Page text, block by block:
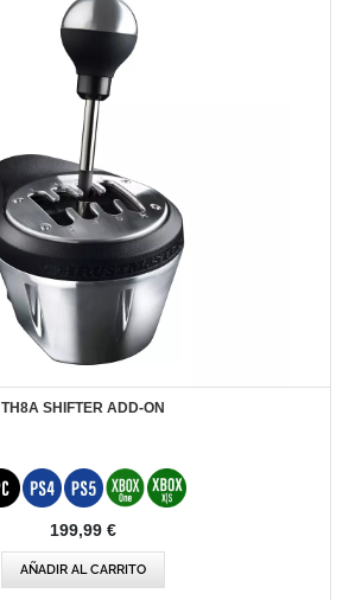
TH8A SHIFTER ADD-ON
199,99 €
AÑADIR AL CARRITO